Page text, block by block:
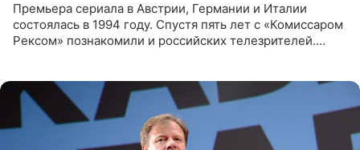
Премьера сериала в Австрии, Германии и Италии
состоялась в 1994 году. Спустя пять лет с «Комиссаром
Рексом» познакомили и российских телезрителей.